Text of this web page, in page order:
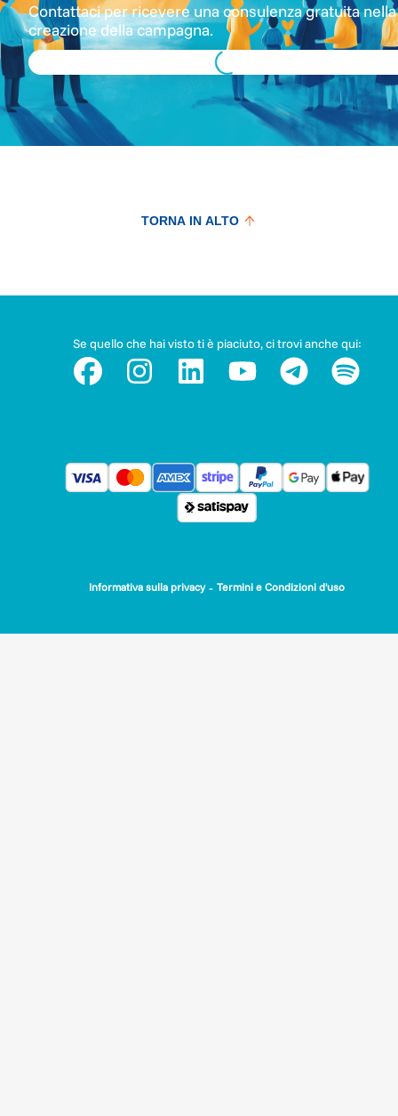
Contattaci per ricevere una consulenza gratuita nella
creazione della campagna.Loading...
TORNA IN ALTO
Se quello che hai visto ti è piaciuto, ci trovi anche qui:
Informativa sulla privacy - Termini e Condizioni d'uso